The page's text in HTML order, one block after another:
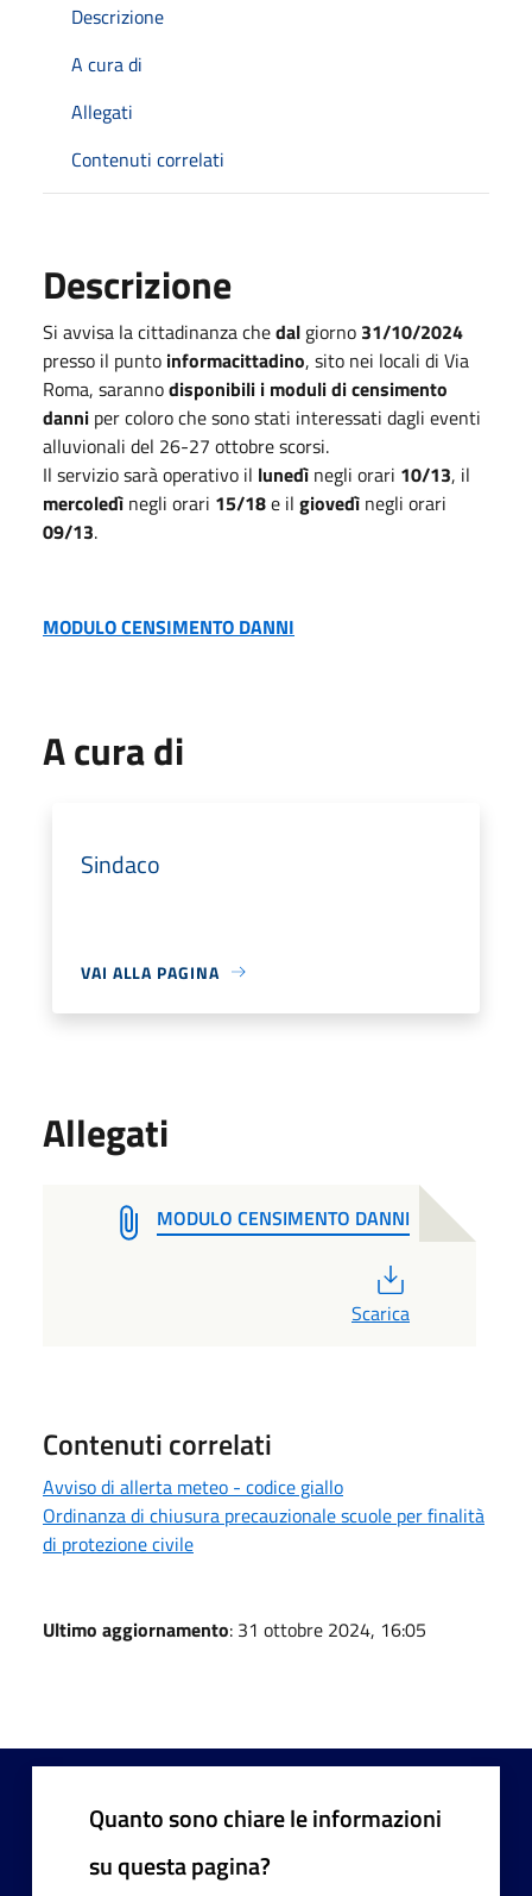
Descrizione
A cura di
Allegati
Contenuti correlati
Descrizione
Si avvisa la cittadinanza chedal giorno 31/10/2024
presso il punto informacittadino, sito nei locali di Via
Roma, sarannodisponibili i moduli di censimento
danni per coloro che sono stati interessati dagli eventi
alluvionali del 26-27 ottobre scorsi.
Il servizio sarà operativo il lunedì negli orari 10/13, il
mercoledì negli orari 15/18e il giovedì negli orari
09/13.
MODULO CENSIMENTO DANNI
A cura di
Sindaco
VAI ALLA PAGINA
Allegati
MODULO CENSIMENTO DANNI
Scarica
Contenuti correlati
Avviso di allerta meteo - codice giallo
Ordinanza di chiusura precauzionale scuole per finalità
di protezione civile
Ultimo aggiornamento: 31 ottobre 2024, 16:05
Quanto sono chiare le informazioni
su questa pagina?